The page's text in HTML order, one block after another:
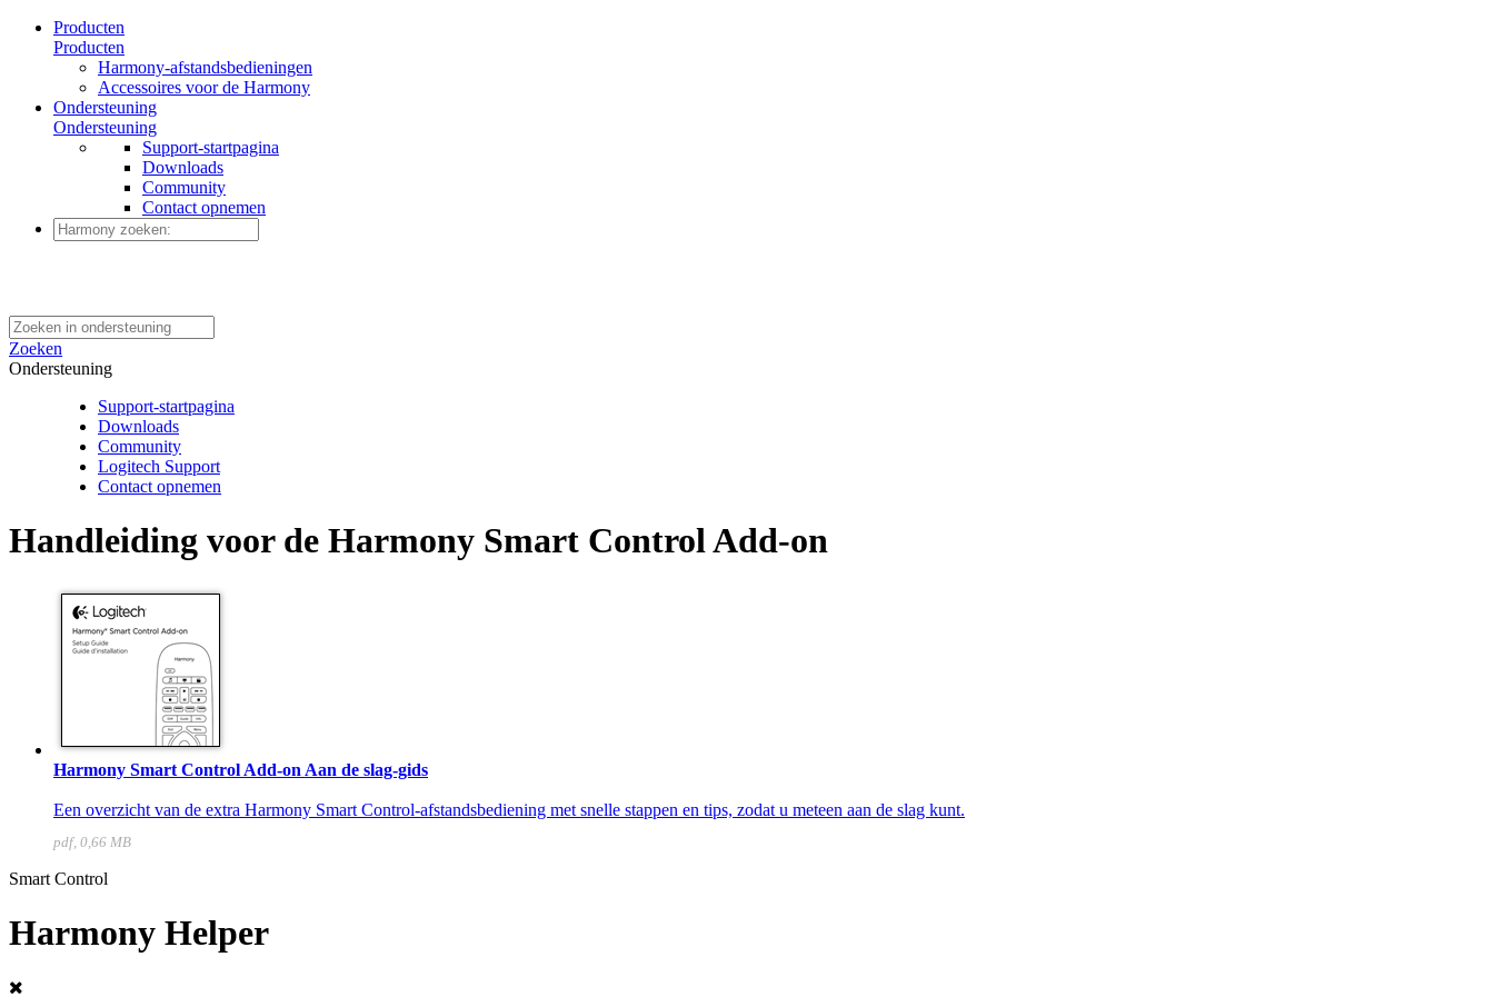
Producten
Producten
Harmony-afstandsbedieningen
Accessoires voor de Harmony
Ondersteuning
Ondersteuning
Support-startpagina
Downloads
Community
Contact opnemen
Zoeken
Ondersteuning
Support-startpagina
Downloads
Community
Logitech Support
Contact opnemen
Handleiding voor de Harmony Smart Control Add-on
Harmony Smart Control Add-on Aan de slag-gids
Een overzicht van de extra Harmony Smart Control-afstandsbediening met snelle stappen en tips, zodat u meteen aan de slag kunt.
pdf, 0,66 MB
Smart Control
Harmony Helper